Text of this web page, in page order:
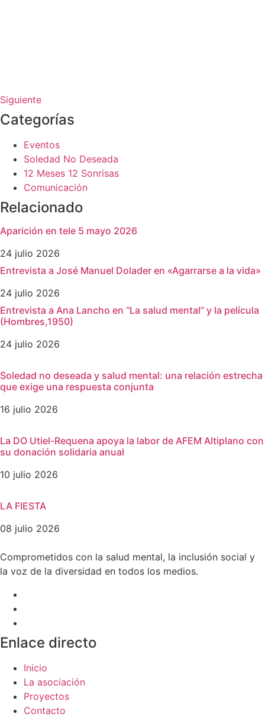
Siguiente
Categorías
Eventos
Soledad No Deseada
12 Meses 12 Sonrisas
Comunicación
Relacionado
Aparición en tele 5 mayo 2026
24 julio 2026
Entrevista a José Manuel Dolader en «Agarrarse a la vida»
24 julio 2026
Entrevista a Ana Lancho en “La salud mental” y la película
(Hombres,1950)
24 julio 2026
Soledad no deseada y salud mental: una relación estrecha
que exige una respuesta conjunta
16 julio 2026
La DO Utiel-Requena apoya la labor de AFEM Altiplano con
su donación solidaria anual
10 julio 2026
LA FIESTA
08 julio 2026
Comprometidos con la salud mental, la inclusión social y
la voz de la diversidad en todos los medios.
Enlace directo
Inicio
La asociación
Proyectos
Contacto